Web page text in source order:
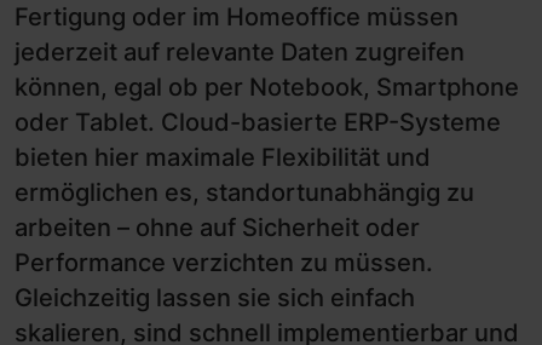
Fertigung oder im Homeoffice müssen
jederzeit auf relevante Daten zugreifen
können, egal ob per Notebook, Smartphone
oder Tablet. Cloud-basierte ERP-Systeme
bieten hier maximale Flexibilität und
ermöglichen es, standortunabhängig zu
arbeiten – ohne auf Sicherheit oder
Performance verzichten zu müssen.
Gleichzeitig lassen sie sich einfach
skalieren, sind schnell implementierbar und